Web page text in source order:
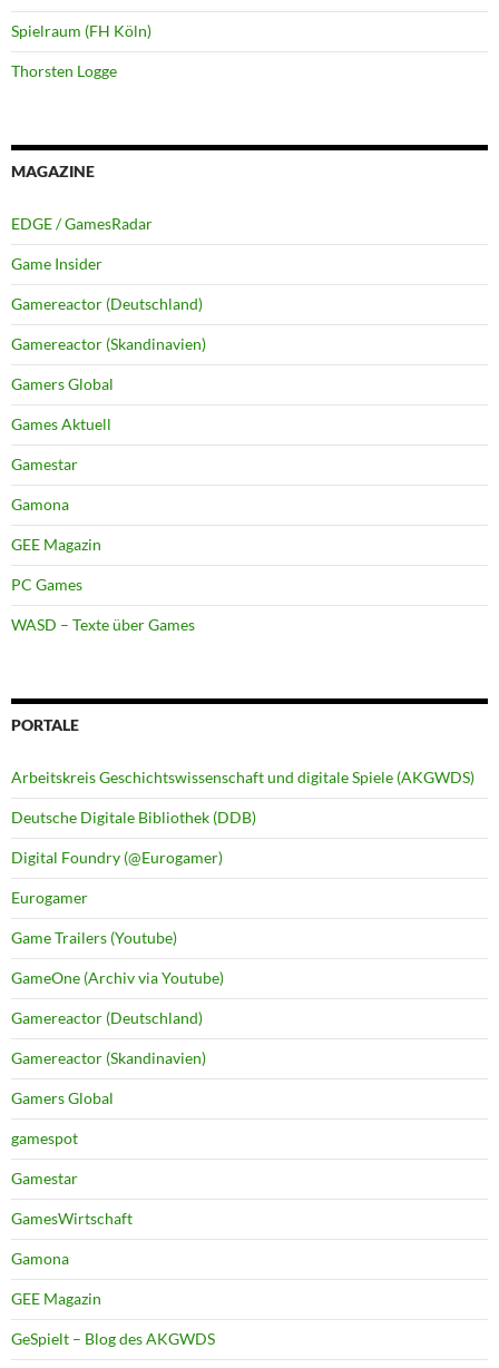
Spielraum (FH Köln)
Thorsten Logge
MAGAZINE
EDGE / GamesRadar
Game Insider
Gamereactor (Deutschland)
Gamereactor (Skandinavien)
Gamers Global
Games Aktuell
Gamestar
Gamona
GEE Magazin
PC Games
WASD – Texte über Games
PORTALE
Arbeitskreis Geschichtswissenschaft und digitale Spiele (AKGWDS)
Deutsche Digitale Bibliothek (DDB)
Digital Foundry (@Eurogamer)
Eurogamer
Game Trailers (Youtube)
GameOne (Archiv via Youtube)
Gamereactor (Deutschland)
Gamereactor (Skandinavien)
Gamers Global
gamespot
Gamestar
GamesWirtschaft
Gamona
GEE Magazin
GeSpielt – Blog des AKGWDS